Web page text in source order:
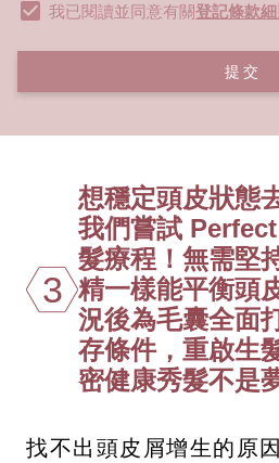
我已閱讀並同意有關登記條款細
提交
3
想穩定頭皮狀態
我們嘗試
髮療程！無需堅
精一樣能平衡頭
況後為毛囊全面
存條件，重啟生
密健康秀髮不是
找不出頭皮屑增生的原